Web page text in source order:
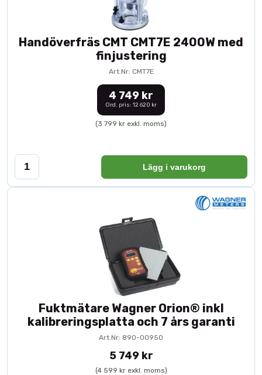
Handöverfräs CMT CMT7E 2400W med
finjustering
Art.Nr: CMT7E
4 749 kr
Ord. pris: 12 620 kr
(3 799 kr exkl. moms)
Lägg i varukorg
Fuktmätare Wagner Orion® inkl
kalibreringsplatta och 7 års garanti
Art.Nr: 890-00950
5 749 kr
(4 599 kr exkl. moms)